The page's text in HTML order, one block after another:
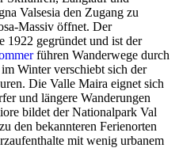
Valsesia den Zugang zu
Massiv öffnet. Der
1922 gegründet und ist der
führen Wanderwege durch
Winter verschiebt sich der
Die Valle Maira eignet sich
und längere Wanderungen
bildet der Nationalpark Val
den bekannteren Ferienorten
mit wenig urbanem